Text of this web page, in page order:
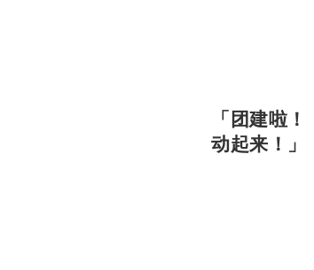
「 团建啦！
动起来！
」